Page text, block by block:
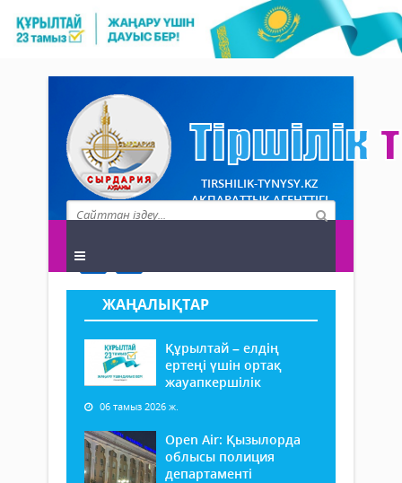
TIRSHILIK-TYNYSY.KZ
АҚПАРАТТЫҚ АГЕНТТІГІ
ЖАҢАЛЫҚТАР
Құрылтай – елдің
ертеңі үшін ортақ
жауапкершілік
06 тамыз 2026 ж.
Open Air: Қызылорда
облысы полиция
департаменті